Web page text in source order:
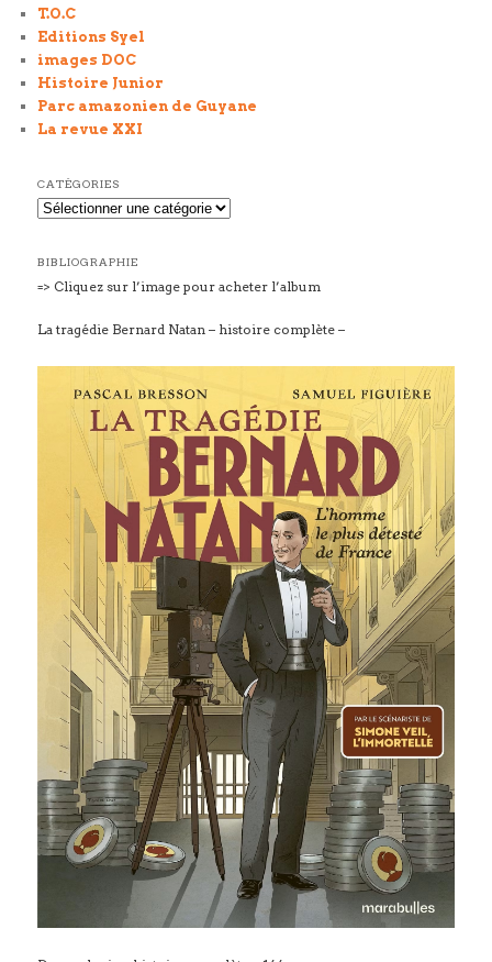
T.O.C
Editions Syel
images DOC
Histoire Junior
Parc amazonien de Guyane
La revue XXI
CATÉGORIES
Catégories
BIBLIOGRAPHIE
=> Cliquez sur l’image pour acheter l’album
La tragédie Bernard Natan – histoire complète –